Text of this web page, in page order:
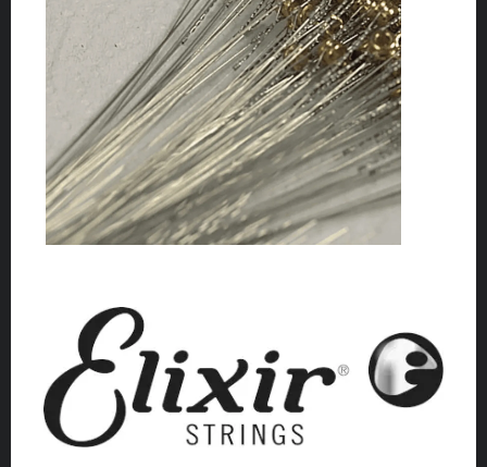
KONTAKT